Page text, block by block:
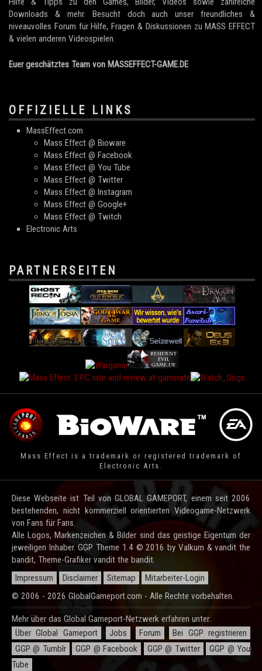
Downloads & mehr. Besucht doch auch unser freundliches &
niveauvolles Forum für Hilfe, Fragen & Diskussionen zu MASS EFFECT
& vielen anderen Videospielen.
Euer geschätztes Team von MASSEFFECT-GAME.DE
OFFIZIELLE LINKS
MassEffect.com
Mass Effect @ Bioware
Mass Effect @ Facebook
Mass Effect @ You Tube
Mass Effect @ Twitter
Mass Effect @ Instagram
Mass Effect @ Google+
Mass Effect @ Twitch
Electronic Arts
PARTNERSEITEN
Mass Effect is a trademark or registered trademark of
Electronic Arts.
Diese Webseite ist Teil von GLOBAL GAMEPORT, einem seit 2006
bestehenden, nicht kommerziell orientierten Videogame-Netzwerk
von Fans für Fans.
Alle Logos, Markenzeichen & Bilder sind das geistige Eigentum der
jeweiligen Inhaber. GGP Theme 1.4 © 2016 by Valkum & vandit the
bandit, Theme-Grafiker vandit the bandit.
Impressum
Disclaimer Sitemap
Mitarbeiter-Login
© 2006 - 2026 GlobalGameport.com - Alle Rechte vorbehalten.
Mehr über das Global Gameport-Netzwerk erfahren unter:
Über Global Gameport
Jobs Forum
Bei GGP registrieren
GGP @ Tumblr
GGP @ Facebook GGP @ Twitter
GGP @ You
Tube